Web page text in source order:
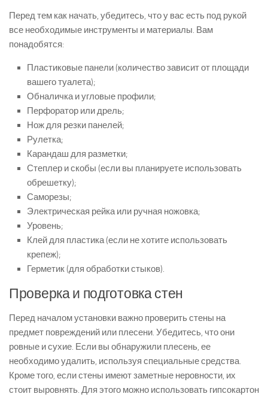
Перед тем как начать, убедитесь, что у вас есть под рукой
все необходимые инструменты и материалы. Вам
понадобятся:
Пластиковые панели (количество зависит от площади
вашего туалета);
Обналичка и угловые профили;
Перфоратор или дрель;
Нож для резки панелей;
Рулетка;
Карандаш для разметки;
Степлер и скобы (если вы планируете использовать
обрешетку);
Саморезы;
Электрическая рейка или ручная ножовка;
Уровень;
Клей для пластика (если не хотите использовать
крепеж);
Герметик (для обработки стыков).
Проверка и подготовка стен
Перед началом установки важно проверить стены на
предмет повреждений или плесени. Убедитесь, что они
ровные и сухие. Если вы обнаружили плесень, ее
необходимо удалить, используя специальные средства.
Кроме того, если стены имеют заметные неровности, их
стоит выровнять. Для этого можно использовать гипсокартон